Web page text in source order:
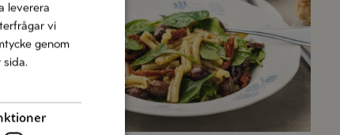
leverera
vi
genom
sida.